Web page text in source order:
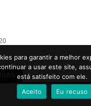
para garantir a melhor
a usar este site,
está satisfeito com ele.
Aceito
Eu recuso